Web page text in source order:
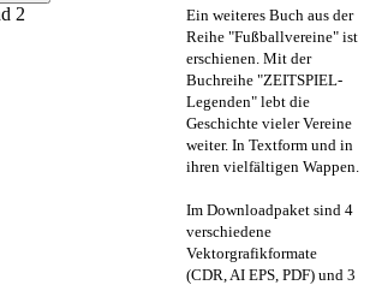
Ein weiteres Buch aus der
Reihe "Fußballvereine" ist
erschienen. Mit der
Buchreihe "ZEITSPIEL-
Legenden" lebt die
Geschichte vieler Vereine
weiter. In Textform und in
ihren vielfältigen Wappen.
Im Downloadpaket sind 4
verschiedene
Vektorgrafikformate
(CDR, AI EPS, PDF) und 3